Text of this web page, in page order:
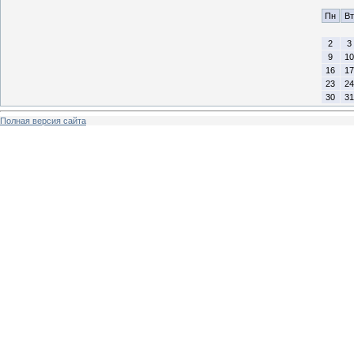
Пн Вт
2
3
9
10
16
17
23
24
30
31
Полная версия сайта